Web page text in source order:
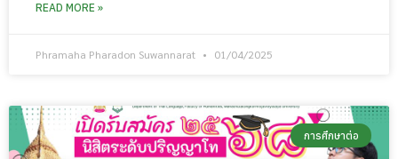
READ MORE »
Phramaha Pharadon Suwannarat 01/04/2025
การศึกษาต่อ